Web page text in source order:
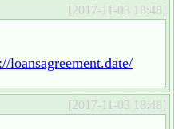
[2017-11-03 18:48]
loansagreement.date/
[2017-11-03 18:48]